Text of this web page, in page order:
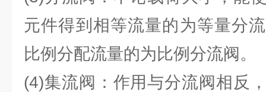
元件得到相等流量的为等量分
比例分配流量的为比例分流阀。
(4)集流阀：作用与分流阀相反